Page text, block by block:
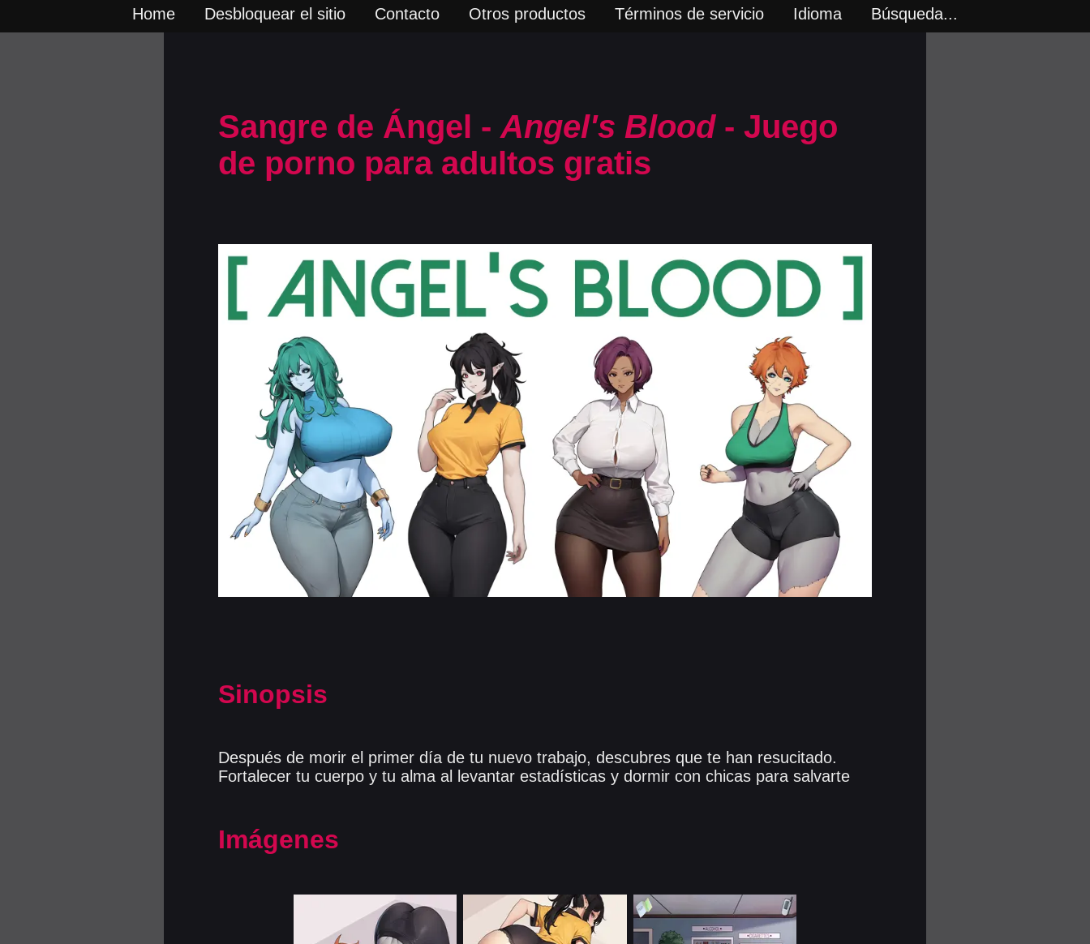
Home Desbloquear el sitio Contacto Otros productos Términos de servicio Idioma Búsqueda...
Sangre de Ángel - Angel's Blood- Juego
de porno para adultos gratis
Sinopsis
Después de morir el primer día de tu nuevo trabajo, descubres que te han resucitado.
Fortalecer tu cuerpo y tu alma al levantar estadísticas y dormir con chicas para salvarte
Imágenes